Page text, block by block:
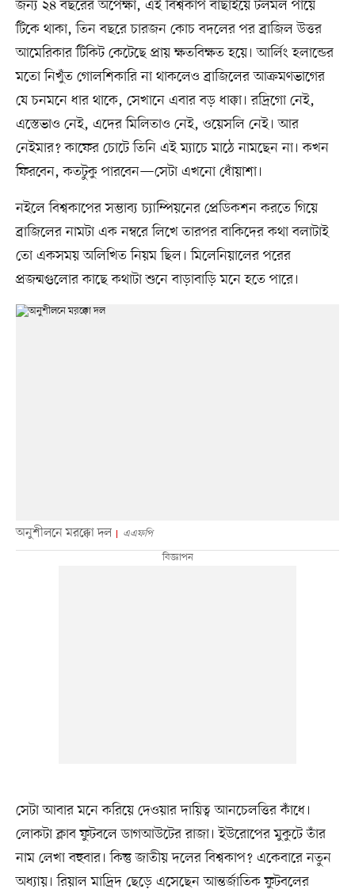
জন্য ২৪ বছরের অপেক্ষা, এই বিশ্বকাপ বাছাইয়ে টলমল পায়ে
টিকে থাকা, তিন বছরে চারজন কোচ বদলের পর ব্রাজিল উত্তর
আমেরিকার টিকিট কেটেছে প্রায় ক্ষতবিক্ষত হয়ে। আর্লিং হলান্ডের
মতো নিখুঁত গোলশিকারি না থাকলেও ব্রাজিলের আক্রমণভাগের
যে চনমনে ধার থাকে, সেখানে এবার বড় ধাক্কা। রদ্রিগো নেই,
এস্তেভাও নেই, এদের মিলিতাও নেই, ওয়েসলি নেই। আর
নেইমার? কাফের চোটে তিনি এই ম্যাচে মাঠে নামছেন না। কখন
ফিরবেন, কতটুকু পারবেন—সেটা এখনো ধোঁয়াশা।
নইলে বিশ্বকাপের সম্ভাব্য চ্যাম্পিয়নের প্রেডিকশন করতে গিয়ে
ব্রাজিলের নামটা এক নম্বরে লিখে তারপর বাকিদের কথা বলাটাই
তো একসময় অলিখিত নিয়ম ছিল। মিলেনিয়ালের পরের
প্রজন্মগুলোর কাছে কথাটা শুনে বাড়াবাড়ি মনে হতে পারে।
অনুশীলনে মরক্কো দল এএফপি
সেটা আবার মনে করিয়ে দেওয়ার দায়িত্ব আনচেলত্তির কাঁধে।
লোকটা ক্লাব ফুটবলে ডাগআউটের রাজা। ইউরোপের মুকুটে তাঁর
নাম লেখা বহুবার। কিন্তু জাতীয় দলের বিশ্বকাপ? একেবারে নতুন
অধ্যায়। রিয়াল মাদ্রিদ ছেড়ে এসেছেন আন্তর্জাতিক ফুটবলের